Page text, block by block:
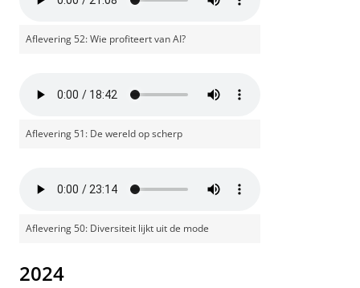
Aflevering 52: Wie profiteert van AI?
Aflevering 51: De wereld op scherp
Aflevering 50: Diversiteit lijkt uit de mode
2024